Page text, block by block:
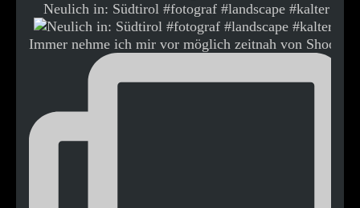
Neulich in: Südtirol #fotograf #landscape #kalter
Immer nehme ich mir vor möglich zeitnah von Shooti